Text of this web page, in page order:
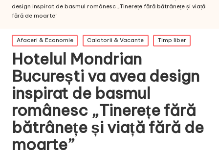
design inspirat de basmul românesc „Tinerețe fără bătrânețe și viață
fără de moarte”
Posted
in
Afaceri & Economie Calatorii & Vacante Timp liber
Hotelul Mondrian
București va avea design
inspirat de basmul
românesc „Tinerețe fără
bătrânețe și viață fără de
moarte”